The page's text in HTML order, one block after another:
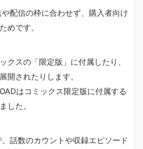
配信の枠に合わせず、購入者向け
めです。
クスの「限定版」に付属したり、
開されたりします。
はコミックス限定版に付属する
した。
話数のカウントや収録エピソード